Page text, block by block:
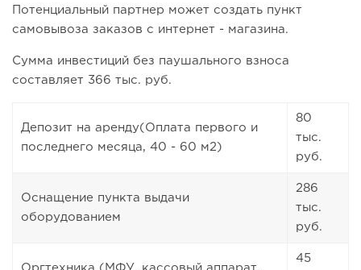
Потенциальный партнер может создать пункт
самовывоза заказов с интернет - магазина.
Сумма инвестиций без паушального взноса
составляет 366 тыс. руб.
Депозит на аренду(Оплата первого и
последнего месяца, 40 - 60 м2)
80
тыс.
руб.
Оснащение пункта выдачи
оборудованием
286
тыс.
руб.
45